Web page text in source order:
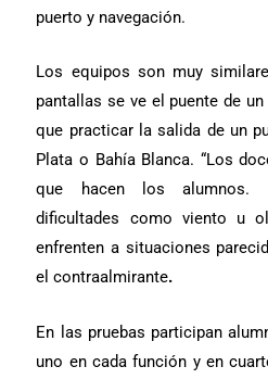
puerto y navegación.
Los equipos son muy
pantallas se ve el puente de
que practicar la salida de un
Plata o Bahía Blanca. “Los
que hacen los alumnos.
dificultades como viento u
enfrenten a situaciones
el contraalmirante.
En las pruebas participan
uno en cada función y en